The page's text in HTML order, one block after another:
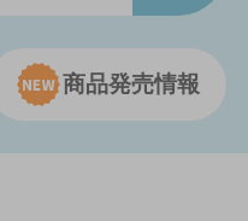
商品発売情報